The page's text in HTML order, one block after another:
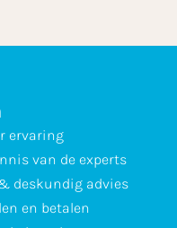
ervaring
van de experts
deskundig advies
en betalen